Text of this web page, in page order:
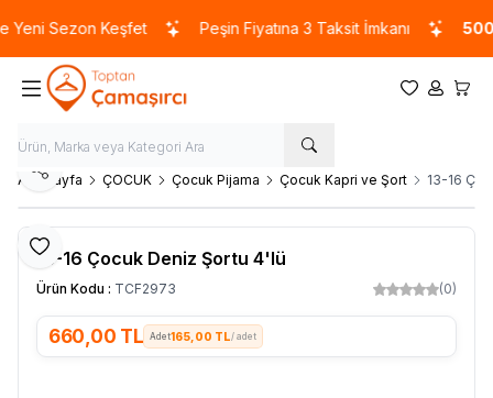
Sezon Keşfet Peşin Fiyatına 3 Taksit İmkanı
Favorilerim
Hesabım
Ana Sayfa ÇOCUK Çocuk Pijama Çocuk Kapri ve Şort 13-16
Favoriye Ekle
Paylaş
13-16 Çocuk Deniz Şortu 4'lü
Ürün Kodu : TCF2973 (0)
660,00 TL 165,00 TL/ adet